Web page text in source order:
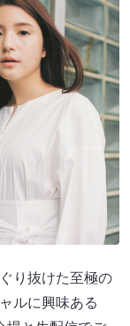
り抜けた至極の
ルに興味ある